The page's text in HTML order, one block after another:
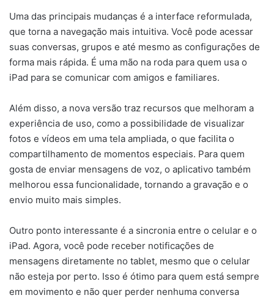
Uma das principais mudanças é a interface reformulada,
que torna a navegação mais intuitiva. Você pode acessar
suas conversas, grupos e até mesmo as configurações de
forma mais rápida. É uma mão na roda para quem usa o
iPad para se comunicar com amigos e familiares.
Além disso, a nova versão traz recursos que melhoram a
experiência de uso, como a possibilidade de visualizar
fotos e vídeos em uma tela ampliada, o que facilita o
compartilhamento de momentos especiais. Para quem
gosta de enviar mensagens de voz, o aplicativo também
melhorou essa funcionalidade, tornando a gravação e o
envio muito mais simples.
Outro ponto interessante é a sincronia entre o celular e o
iPad. Agora, você pode receber notificações de
mensagens diretamente no tablet, mesmo que o celular
não esteja por perto. Isso é ótimo para quem está sempre
em movimento e não quer perder nenhuma conversa